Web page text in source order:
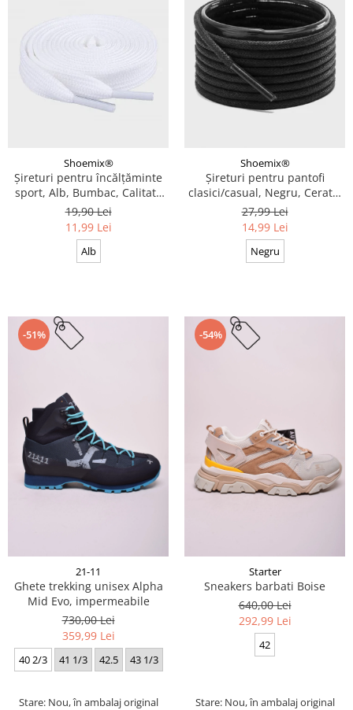
Shoemix®
Șireturi pentru încălțăminte
sport, Alb, Bumbac, Calitate
premium, 100 cm x 0.8 cm
19,90 Lei
11,99 Lei
Alb
Shoemix®
Șireturi pentru pantofi
clasici/casual, Negru, Cerate,
Calitate premium, 110 cm x
0.3 cm
27,99 Lei
14,99 Lei
Negru
-51%
21-11
Ghete trekking unisex Alpha
Mid Evo, impermeabile
730,00 Lei
359,99 Lei
40 2/3 41 1/3 42.5 43 1/3
Stare: Nou, în ambalaj original
-54%
Starter
Sneakers barbati Boise
640,00 Lei
292,99 Lei
42
Stare: Nou, în ambalaj original